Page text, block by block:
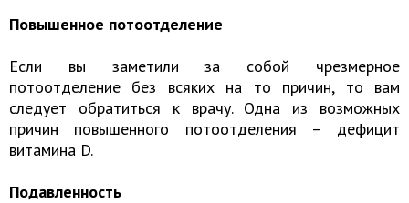
Повышенное потоотделение
Если вы заметили за собой чрезмерное
потоотделение без всяких на то причин, то вам
следует обратиться к врачу. Одна из возможных
причин повышенного потоотделения – дефицит
витамина D.
Подавленность